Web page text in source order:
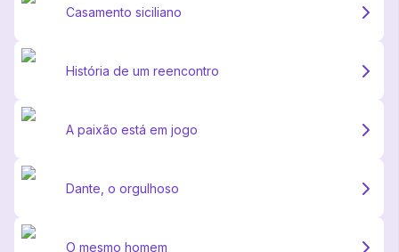
Casamento siciliano
História de um reencontro
A paixão está em jogo
Dante, o orgulhoso
O mesmo homem